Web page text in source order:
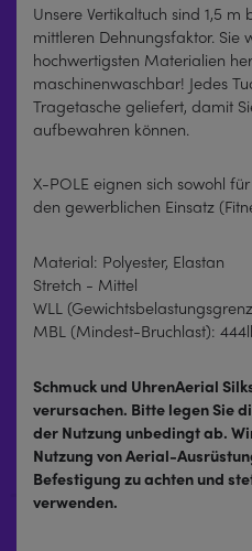
Unsere Vertikaltuch sind 1,5
mittleren Dehnungsfaktor. Sie
hochwertigsten Materialien
maschinenwaschbar! Jedes
Tragetasche geliefert, damit
aufbewahren können.
X-POLE eignen sich sowohl
den gewerblichen Einsatz
Material: Polyester, Elastan
Stretch - Mittel
WLL
MBL (Mindest-Bruchlast):
Schmuck und UhrenAerial
verursachen. Bitte legen Sie
der Nutzung unbedingt ab.
Nutzung von Aerial-
Befestigung zu achten und
verwenden.